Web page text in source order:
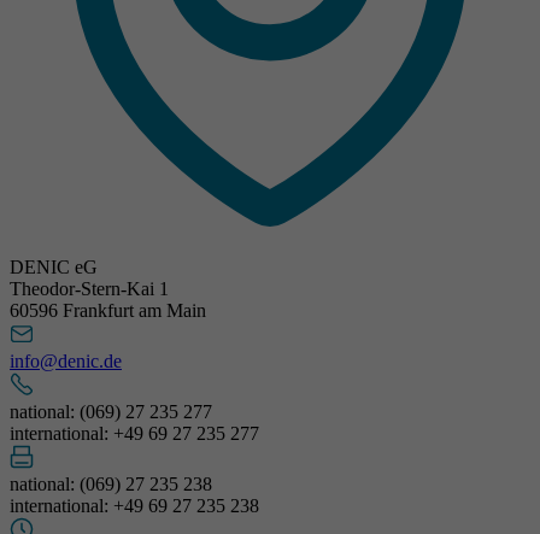
DENIC eG
Theodor-Stern-Kai 1
60596 Frankfurt am Main
info@denic.de
national: (069) 27 235 277
international: +49 69 27 235 277
national: (069) 27 235 238
international: +49 69 27 235 238